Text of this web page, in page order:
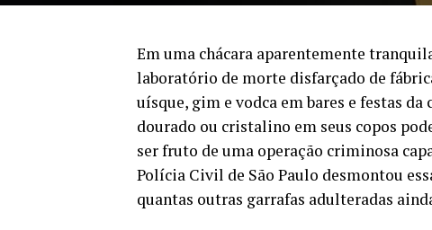
Em uma chácara aparentemente
laboratório de morte disfarçado de
uísque, gim e vodca em bares e festas
dourado ou cristalino em seus copos
ser fruto de uma operação criminosa
Polícia Civil de São Paulo desmontou
quantas outras garrafas adulteradas